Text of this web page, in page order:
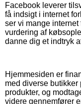
Facebook leverer
få indsigt i internet
ser vi mange
vurdering af
danne dig et indtryk
Hjemmesiden er
med diverse
produkter, og
videre gennemfører